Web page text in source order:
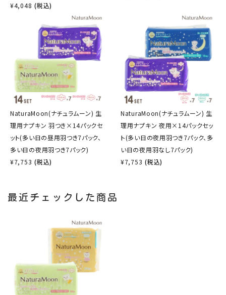
¥4,048 (税込)
NaturaMoon(ナチュラムーン) 生
理用ナプキン 羽つき×14パックセ
ット(多い日の昼用羽つき7パック、
多い日の夜用羽つき7パック)
¥7,753 (税込)
NaturaMoon(ナチュラムーン) 生
理用ナプキン 夜用×14パックセッ
ト(多い日の夜用羽つき7パック、多
い日の夜用羽なし7パック)
¥7,753 (税込)
最近チェックした商品